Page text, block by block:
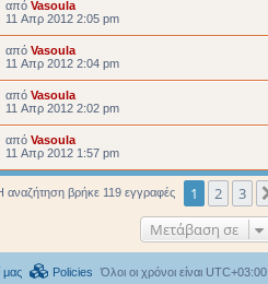
από Vasoula
11 Απρ 2012 2:05 pm
από Vasoula
11 Απρ 2012 2:04 pm
από Vasoula
11 Απρ 2012 2:02 pm
από Vasoula
11 Απρ 2012 1:57 pm
αναζήτηση βρήκε 119 εγγραφές 1 2 3
Μετάβαση σε
Όλοι οι χρόνοι είναι UTC+03:00
Policies
μας